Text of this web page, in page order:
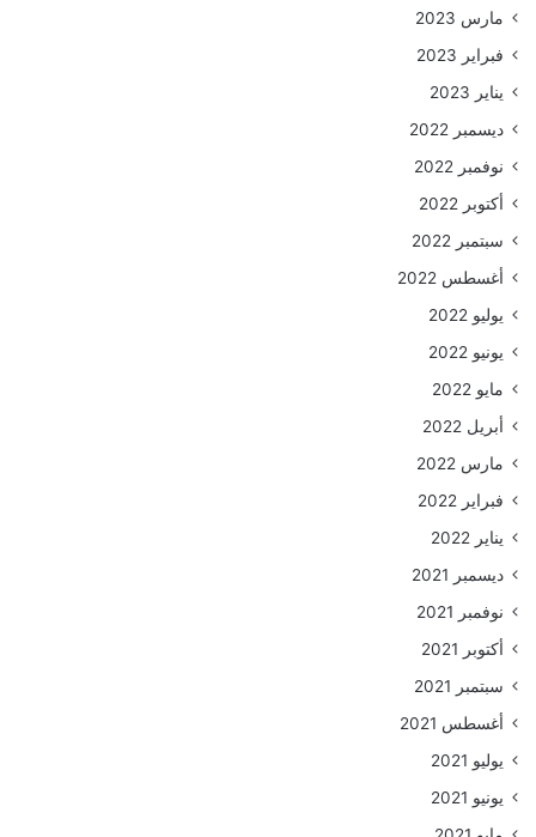
مارس 2023
فبراير 2023
يناير 2023
ديسمبر 2022
نوفمبر 2022
أكتوبر 2022
سبتمبر 2022
أغسطس 2022
يوليو 2022
يونيو 2022
مايو 2022
أبريل 2022
مارس 2022
فبراير 2022
يناير 2022
ديسمبر 2021
نوفمبر 2021
أكتوبر 2021
سبتمبر 2021
أغسطس 2021
يوليو 2021
يونيو 2021